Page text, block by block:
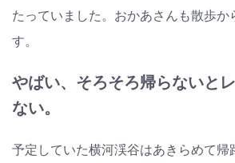
たっていました。おかあさんも散歩か
す。
やばい、そろそろ帰らないと
ない。
予定していた横河渓谷はあきらめて帰